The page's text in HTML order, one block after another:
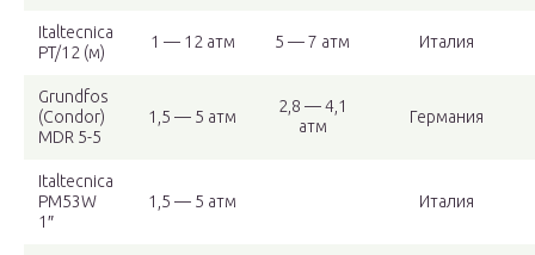
Italtecnica
РT/12 (м)
1 — 12 атм 5 — 7 атм Италия
Grundfos
(Condor)
MDR 5-5
1,5 — 5 атм
2,8 — 4,1
атм
Германия
Italtecnica
PM53W
1″
1,5 — 5 атм Италия